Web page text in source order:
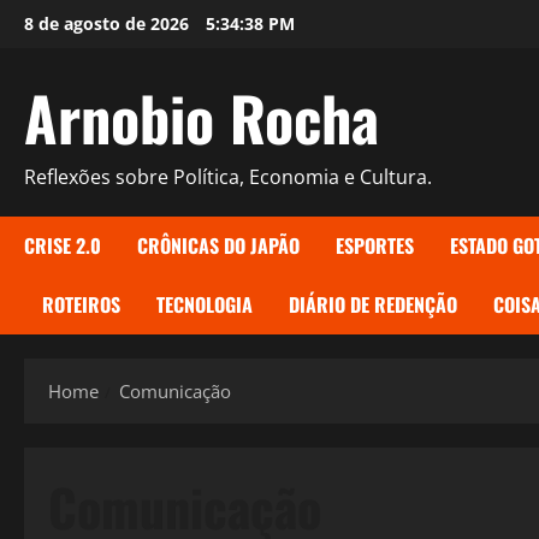
Skip8 de agosto de 2026 5:34:39 PM
Arnobio Rocha
Reflexões sobre Política, Economia e Cultura.
CRISE 2.0 CRÔNICAS DO JAPÃO ESPORTES ESTADO
ROTEIROS TECNOLOGIA DIÁRIO DE REDENÇÃO
Home Comunicação